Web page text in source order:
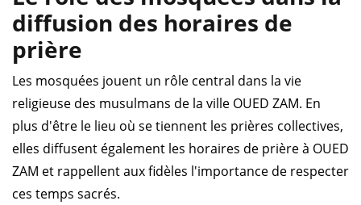
diffusion des horaires de
prière
Les mosquées jouent un rôle central dans la vie
religieuse des musulmans de la ville OUED ZAM. En
plus d'être le lieu où se tiennent les prières collectives,
elles diffusent également les horaires de prière à OUED
ZAM et rappellent aux fidèles l'importance de respecter
ces temps sacrés.